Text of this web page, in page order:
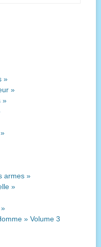
»
»
»
armes »
»
» Volume 3